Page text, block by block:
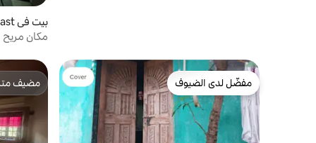
بيت في Bandra East
مكان مريح
مفضّل لدى الضيوف
مفضّل لدى الضيوف
مضيف
مضيف